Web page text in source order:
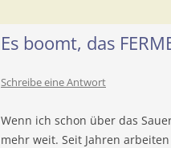
Es boomt, das
Schreibe eine Antwort
Wenn ich schon über das
mehr weit. Seit Jahren